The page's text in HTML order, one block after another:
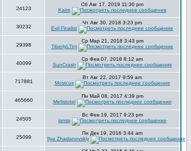
24123
Сб Авг 17, 2019 11:30 pm
Kaire
30232
Чт Авг 30, 2018 3:23 pm
Evil Finalist
29398
Ср Мар 21, 2018 3:43 pm
TiberiyLTim
40099
Ср Фев 07, 2018 8:12 am
SunCrash
717881
Вт Авг 22, 2017 9:59 am
Mostcus
465660
Пн Май 08, 2017 4:39 pm
Mefistotel
24505
Вс Фев 19, 2017 9:23 pm
janss
25099
Пн Дек 19, 2016 3:44 am
Ilya Zhadanovskiy